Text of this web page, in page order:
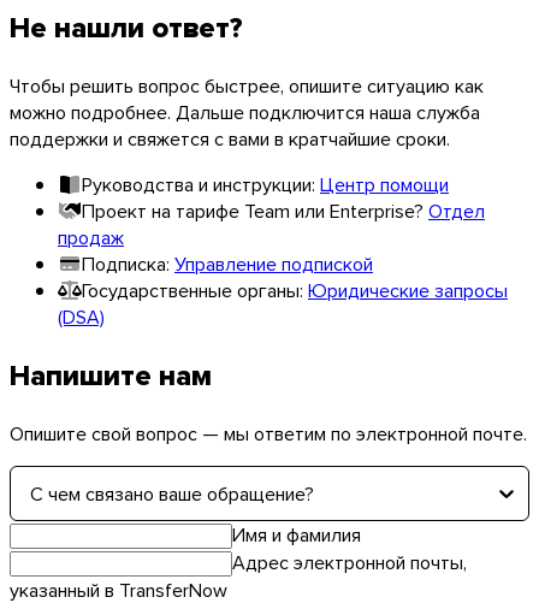
Linux
Мобильные
Не нашли ответ?
Чтобы решить вопрос быстрее, опишите ситуацию как
можно подробнее. Дальше подключится наша служба
поддержки и свяжется с вами в кратчайшие сроки.
Руководства и инструкции: Центр помощи
Проект на тарифе Team или Enterprise? Отдел
продаж
Подписка: Управление подпиской
Государственные органы: Юридические запросы
(DSA)
Напишите нам
Опишите свой вопрос — мы ответим по электронной почте.
С чем связано ваше обращение?
Имя и фамилия
Адрес электронной почты,
указанный в TransferNow